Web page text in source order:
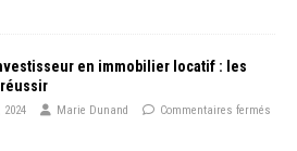
en immobilier locatif : les
2024 Marie Dunand Commentaires fermés